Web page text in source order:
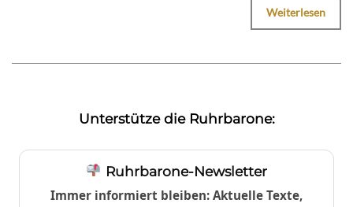
Weiterlesen
Unterstütze die Ruhrbarone:
Ruhrbarone-Newsletter
Immer informiert bleiben: Aktuelle Texte,